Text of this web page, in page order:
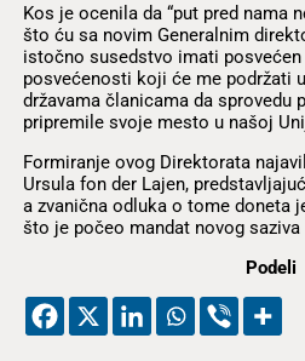
Kos je ocenila da “put pred nama
što ću sa novim Generalnim
istočno susedstvo imati
posvećenosti koji će me podržati
državama članicama da sprovedu
pripremile svoje mesto u našoj
Formiranje ovog Direktorata
Ursula fon der Lajen,
a zvanična odluka o tome doneta
što je počeo mandat novog
Podeli